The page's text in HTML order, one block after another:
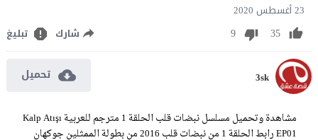
23 أغسطس 2020
35
9 شارك تبليغ
3sk تحميل
مشاهدة وتحميل مسلسل نبضات قلب الحلقة 1 مترجم للعربية Kalp Atışı
EP01 رابط الحلقة 1 من نبضات قلب 2016 من بطولة الممثلين جوكهان